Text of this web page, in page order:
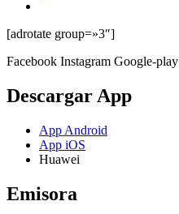
[adrotate group=»3″]
Facebook Instagram Google-play
Descargar App
App Android
App iOS
Huawei
Emisora